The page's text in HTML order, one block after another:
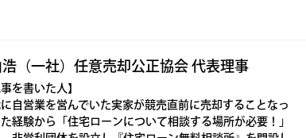
（一社）任意売却公正協会 代表理事
を書いた人】
自営業を営んでいた実家が競売直前に売却することなっ
経験から「住宅ローンについて相談する場所が必要！」